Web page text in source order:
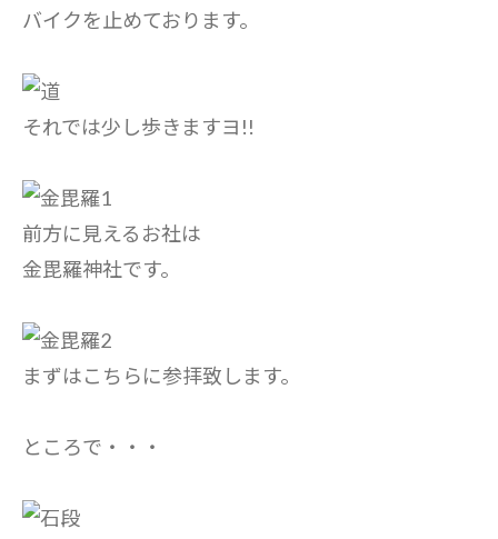
バイクを止めております。
それでは少し歩きますヨ!!
前方に見えるお社は
金毘羅神社です。
まずはこちらに参拝致します。
ところで・・・